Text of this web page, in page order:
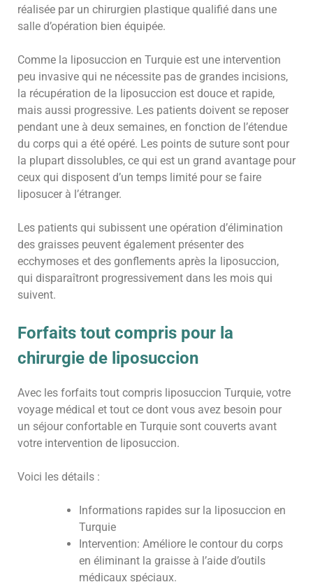
réalisée par un chirurgien plastique qualifié dans une
salle d’opération bien équipée.
Comme la liposuccion en Turquie est une intervention
peu invasive qui ne nécessite pas de grandes incisions,
la récupération de la liposuccion est douce et rapide,
mais aussi progressive. Les patients doivent se reposer
pendant une à deux semaines, en fonction de l’étendue
du corps qui a été opéré. Les points de suture sont pour
la plupart dissolubles, ce qui est un grand avantage pour
ceux qui disposent d’un temps limité pour se faire
liposucer à l’étranger.
Les patients qui subissent une opération d’élimination
des graisses peuvent également présenter des
ecchymoses et des gonflements après la liposuccion,
qui disparaîtront progressivement dans les mois qui
suivent.
Forfaits tout compris pour la
chirurgie de liposuccion
Avec les forfaits tout compris liposuccion Turquie, votre
voyage médical et tout ce dont vous avez besoin pour
un séjour confortable en Turquie sont couverts avant
votre intervention de liposuccion.
Voici les détails :
Informations rapides sur la liposuccion en
Turquie
Intervention: Améliore le contour du corps
en éliminant la graisse à l’aide d’outils
médicaux spéciaux.